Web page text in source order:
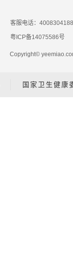
客服电话：4008304188
粤ICP备14075586号
Copyright©
国家卫生健康